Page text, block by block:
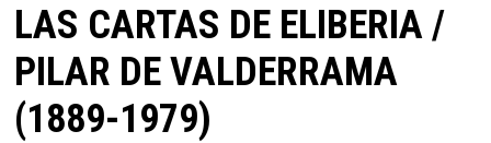
LAS CARTAS DE ELIBERIA /
PILAR DE VALDERRAMA
(1889-1979)